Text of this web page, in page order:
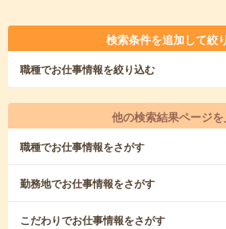
検索条件を追加して絞
職種でお仕事情報を絞り込む
他の検索結果ページを
職種でお仕事情報をさがす
勤務地でお仕事情報をさがす
こだわりでお仕事情報をさがす